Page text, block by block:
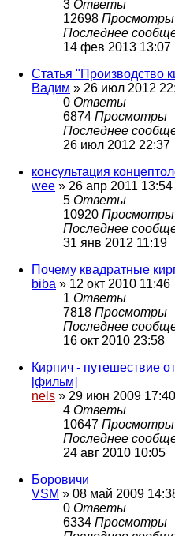
3 Ответы
12698 Просмотры
Последнее
14 фев 2013 13:07
Статья "Производство
Вадим » 26 июл 2012
0 Ответы
6874 Просмотры
Последнее
26 июл 2012 22:37
консультация
wee » 26 апр 2011 13:54
5 Ответы
10920 Просмотры
Последнее
31 янв 2012 11:19
Почему квадратные
biba » 12 окт 2010 11:46
1 Ответы
7818 Просмотры
Последнее
16 окт 2010 23:58
Кирпич - путешествие
[фильм]
nels » 29 июн 2009 17:40
4 Ответы
10647 Просмотры
Последнее
24 авг 2010 10:05
Боровичи
VSM » 08 май 2009
0 Ответы
6334 Просмотры